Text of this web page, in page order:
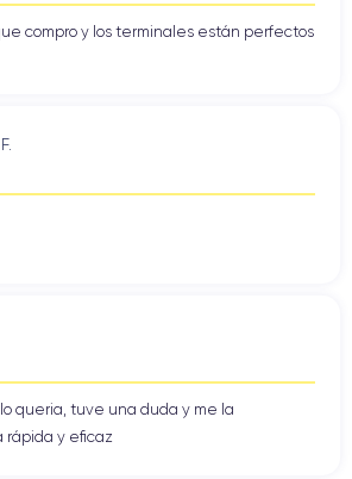
compro y los terminales están perfectos
queria, tuve una duda y me la
rápida y eficaz